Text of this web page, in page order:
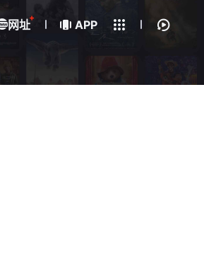
网址
+
APP
下载客户端
我的观影记录